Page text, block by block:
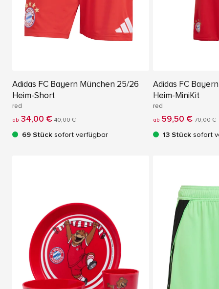
Adidas FC Bayern München 25/26
Heim-Short
red
ab 34,00 € 40,00 €
69 Stück sofort verfügbar
Adidas FC
Heim-MiniKit
red
ab 59,50 € 70,00 €
13 Stück sofort